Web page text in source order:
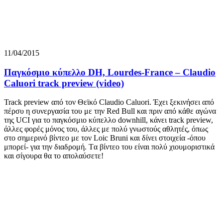
11/04/2015
Παγκόσμιο κύπελλο DH, Lourdes-France – Claudio
Caluori track preview (video)
Track preview από τον Θεϊκό Claudio Caluori. Έχει ξεκινήσει από
πέρσυ η συνεργασία του με την Red Bull και πριν από κάθε αγώνα
της UCI για το παγκόσμιο κύπελλο downhill, κάνει track preview,
άλλες φορές μόνος του, άλλες με πολύ γνωστούς αθλητές, όπως
στο σημερινό βίντεο με τον Loic Bruni και δίνει στοιχεία -όπου
μπορεί- για την διαδρομή. Tα βίντεο του είναι πολύ χιουμοριστικά
και σίγουρα θα το απολαύσετε!